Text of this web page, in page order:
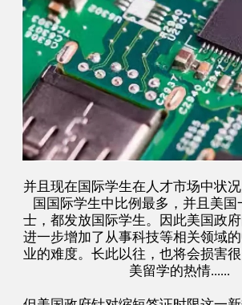
并且现在国际学生在人才市场中状
国国际学生中比例最多，并且美国
士，都发放国际学生。因此美国政
进一步增加了从事科技等相关领域
业的难度。长此以往，也将会损害
美留学的热情......